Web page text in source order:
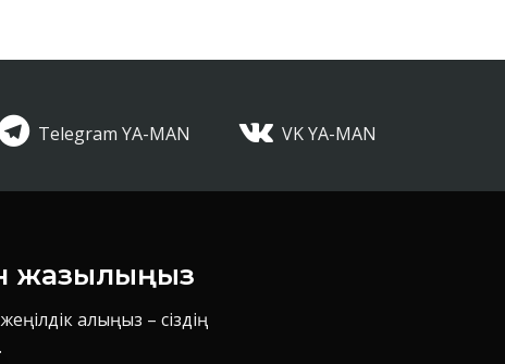
Telegram YA-MAN VK YA-MAN
жазылыңыз
алыңыз – сіздің